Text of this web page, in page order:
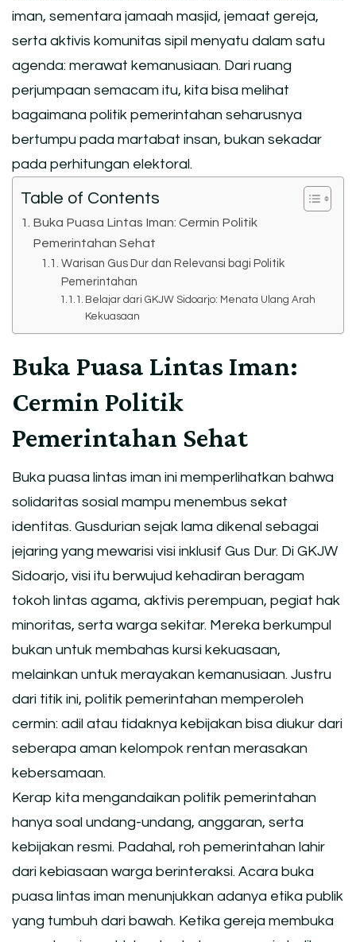
iman, sementara jamaah masjid, jemaat gereja,
serta aktivis komunitas sipil menyatu dalam satu
agenda: merawat kemanusiaan. Dari ruang
perjumpaan semacam itu, kita bisa melihat
bagaimana politik pemerintahan seharusnya
bertumpu pada martabat insan, bukan sekadar
pada perhitungan elektoral.
Table of Contents
Buka Puasa Lintas Iman: Cermin Politik
Pemerintahan Sehat
Warisan Gus Dur dan Relevansi bagi Politik
Pemerintahan
Belajar dari GKJW Sidoarjo: Menata Ulang Arah
Kekuasaan
Buka Puasa Lintas Iman:
Cermin Politik
Pemerintahan Sehat
Buka puasa lintas iman ini memperlihatkan bahwa
solidaritas sosial mampu menembus sekat
identitas. Gusdurian sejak lama dikenal sebagai
jejaring yang mewarisi visi inklusif Gus Dur. Di GKJW
Sidoarjo, visi itu berwujud kehadiran beragam
tokoh lintas agama, aktivis perempuan, pegiat hak
minoritas, serta warga sekitar. Mereka berkumpul
bukan untuk membahas kursi kekuasaan,
melainkan untuk merayakan kemanusiaan. Justru
dari titik ini, politik pemerintahan memperoleh
cermin: adil atau tidaknya kebijakan bisa diukur dari
seberapa aman kelompok rentan merasakan
kebersamaan.
Kerap kita mengandaikan politik pemerintahan
hanya soal undang-undang, anggaran, serta
kebijakan resmi. Padahal, roh pemerintahan lahir
dari kebiasaan warga berinteraksi. Acara buka
puasa lintas iman menunjukkan adanya etika publik
yang tumbuh dari bawah. Ketika gereja membuka